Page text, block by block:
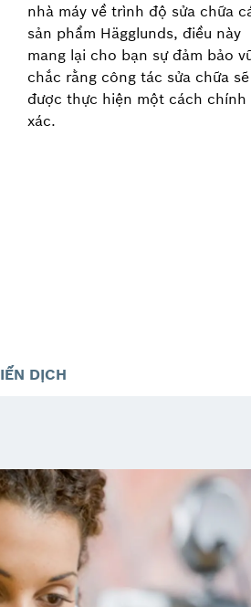
nhà máy về trình độ sửa chữa
sản phẩm Hägglunds, điều này
mang lại cho bạn sự đảm bảo
chắc rằng công tác sửa chữa sẽ
được thực hiện một cách chính
xác.
DỊCH